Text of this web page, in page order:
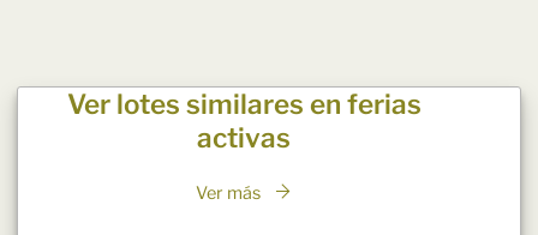
Ver lotes similares en ferias
activas
Ver más